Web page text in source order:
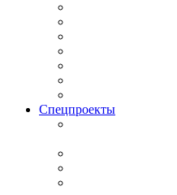
Спецпроекты